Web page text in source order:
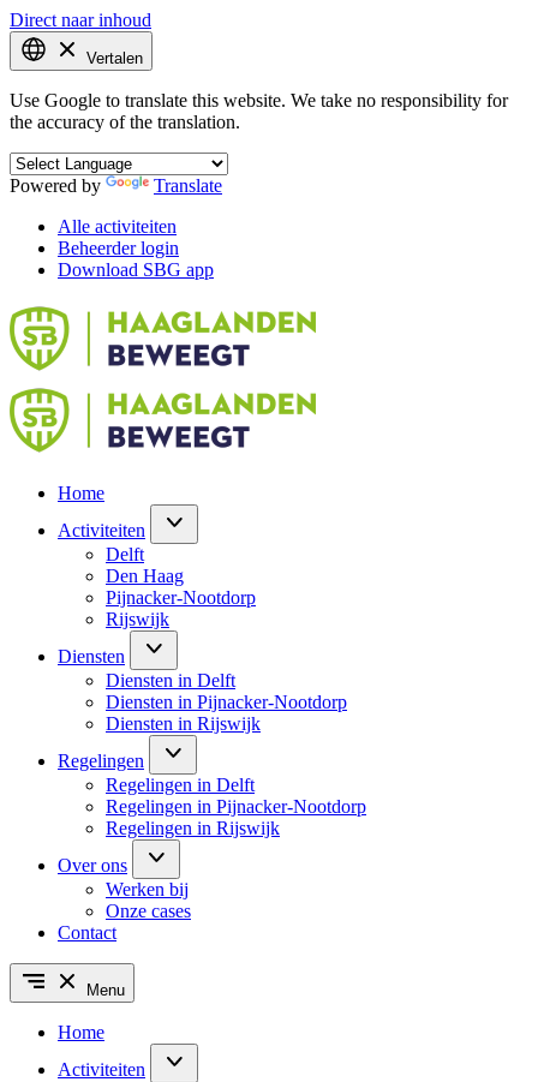
Direct naar inhoud
Vertalen
Use Google to translate this website. We take no responsibility for
the accuracy of the translation.
Powered by
Translate
Alle activiteiten
Beheerder login
Download SBG app
Home
Activiteiten
Delft
Den Haag
Pijnacker-Nootdorp
Rijswijk
Diensten
Diensten in Delft
Diensten in Pijnacker-Nootdorp
Diensten in Rijswijk
Regelingen
Regelingen in Delft
Regelingen in Pijnacker-Nootdorp
Regelingen in Rijswijk
Over ons
Werken bij
Onze cases
Contact
Menu
Home
Activiteiten